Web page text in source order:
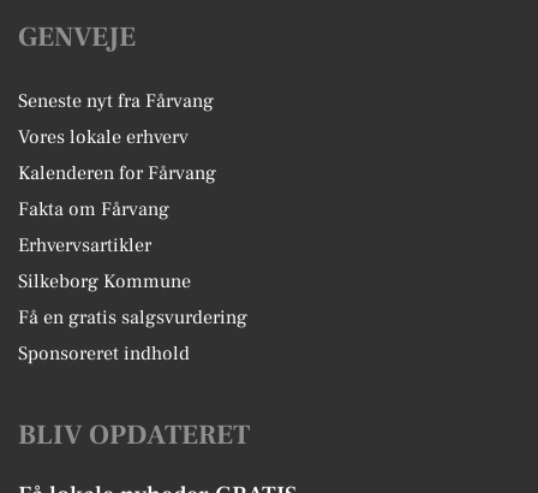
GENVEJE
Seneste nyt fra Fårvang
Vores lokale erhverv
Kalenderen for Fårvang
Fakta om Fårvang
Erhvervsartikler
Silkeborg Kommune
Få en gratis salgsvurdering
Sponsoreret indhold
BLIV OPDATERET